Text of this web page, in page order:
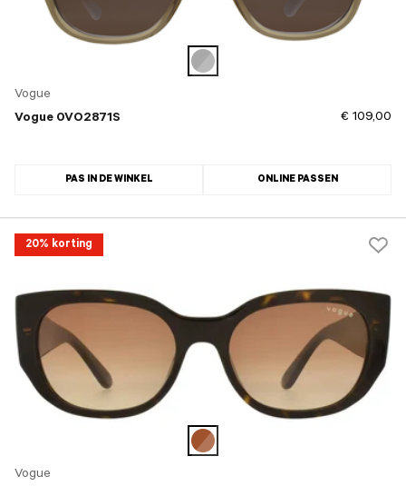
Vogue
Vogue 0VO2871S
€ 109,00
PAS IN DE WINKEL ONLINE PASSEN
20% korting
Vogue